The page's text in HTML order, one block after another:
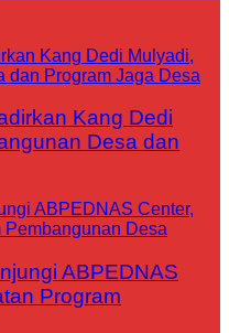
Kang Dedi
Desa dan
ABPEDNAS
Program